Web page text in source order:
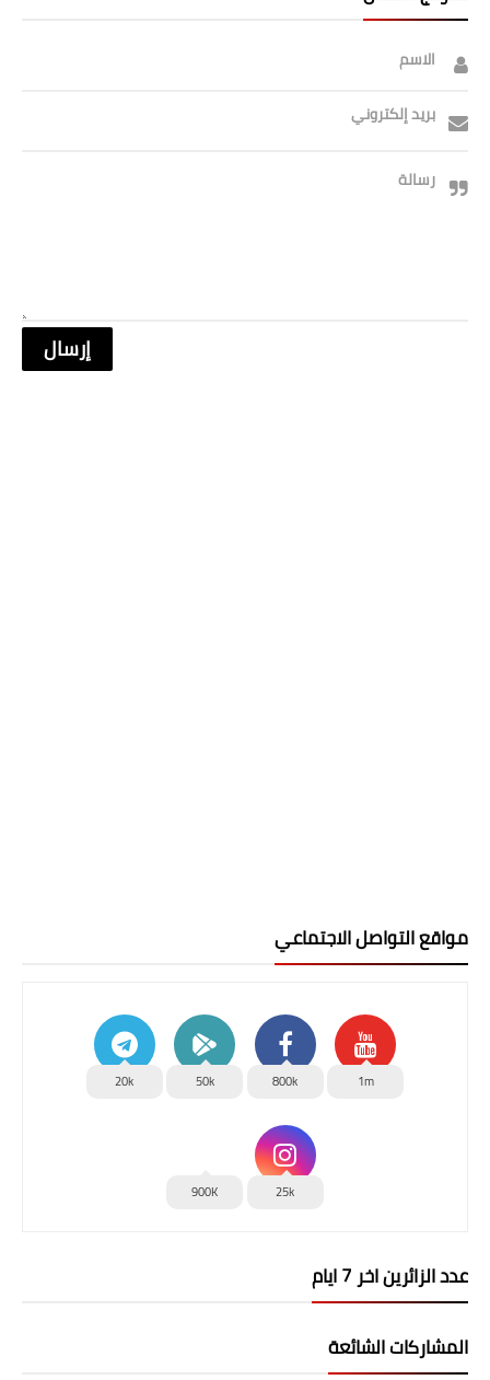
الاسم
بريد إلكتروني
رسالة
مواقع التواصل الاجتماعي
1m
800k
50k
20k
25k
900K
عدد الزائرين اخر 7 ايام
المشاركات الشائعة